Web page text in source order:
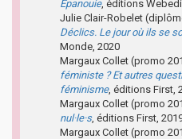
Épanouie, éditions
Julie Clair-Robelet
Déclics. Le jour où ils se
Monde, 2020
Margaux Collet (promo
féministe ? Et autres
féminisme, éditions First,
Margaux Collet (promo
nul·le·s, éditions First,
Margaux Collet (promo